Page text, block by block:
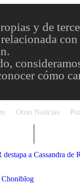
y de
cómo
Otras Noticias
a Cassandra de